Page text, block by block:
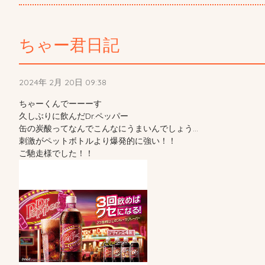
ちゃー君日記
2024年 2月 20日 09:38
ちゃーくんでーーーす
久しぶりに飲んだDr.ペッパー
缶の炭酸ってなんでこんなにうまいんでしょう…
刺激がペットボトルより爆発的に強い！！
ご馳走様でした！！